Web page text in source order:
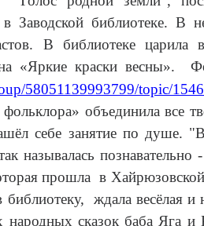
Заводской библиотеке. В
В библиотеке царила
«Яркие краски весны».
58051139993799/topic/
объединила все
себе занятие по душе.
называлась познавательно
прошла в
ждала весёлая и
народных сказок баба Яга и